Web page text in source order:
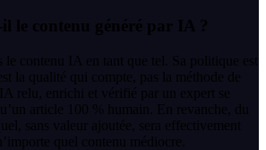
le contenu généré par IA ?
le contenu IA en tant que tel. Sa politique est
la qualité qui compte, pas la méthode de
relu, enrichi et vérifié par un expert se
article 100 % humain. En revanche, du
sans valeur ajoutée, sera effectivement
quel contenu médiocre.